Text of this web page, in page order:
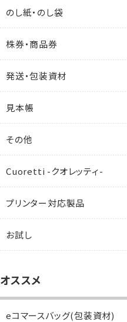
FSC森林認証
再生紙
その他
ファンシー
プリンター対応
レーザー
抗菌・抗ウイルス
ポリ封筒
パステルカラー封筒
白封筒
カラー封筒
パステルカラー封筒
エコ封筒
角6封筒
角7封筒
角8（給料袋）・窓封筒
角形B3封筒
角形A3封筒
保存袋・角底
マルタック
角0保存袋
角2保存袋
ECバッグ（eコマースバッグ）
洋長3封筒
パステル
クラフト封筒
透けない封筒
洋長6封筒
角3
角4
角5
角8
角形B3
洋長3窓
洋6
ミニ封筒
保存袋
レターケース
ポリ封筒・はがき用ポリ袋
ガセット(マチ付)
ECバッグ（eコマースバッ
ケース
お試し用
角A4ガセット
保存袋・角底
マルタック
角0保存袋
角1保存袋
角2保存袋
角3保存袋
角2紐付マチなし
窓付封筒
セロ窓
エコ窓
レーザー対応窓
ワックス窓
プリンター対応
レーザー
インクジェット
9号21丁付
8号
13号
再生紙
RC100
抗菌・抗ウイルス名刺
プリンター対応名刺
レーザー
2号カード
東京3号カード
洋6形カード
B3（390×532）
B4（266×390）
B5（195×266）
A4（210×297）
B4（257×364）
A4（210×297）
B4（257×364）
プリンター対応
レーザー
インクジェット
2つ折
銀箔押2つ折
横長2つ折
奉書挨拶状
絵柄年賀はがき
私製年賀はがき
壁掛けカレンダー
領収証
のし紙・のし袋
のし紙
のし袋
株券・商品券
株券
商品券
発送・包装資材
マチ付
クッション付
梱包資材
見本帳
その他
Cuoretti -クオレッティ-
封筒
コットン
トロピカル
便箋
レターセット
プリンター対応製品
レーザー
賞状
封筒
マルチ
お試し
印刷サービス
オススメ
eコマースバッグ(包装資材)